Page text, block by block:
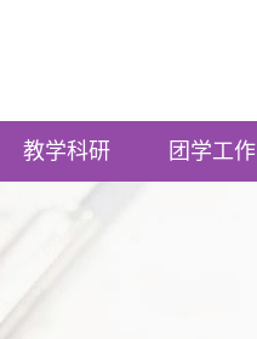
教学科研 团学工作